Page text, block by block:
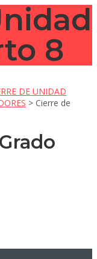
8
DE UNIDAD
> Cierre de